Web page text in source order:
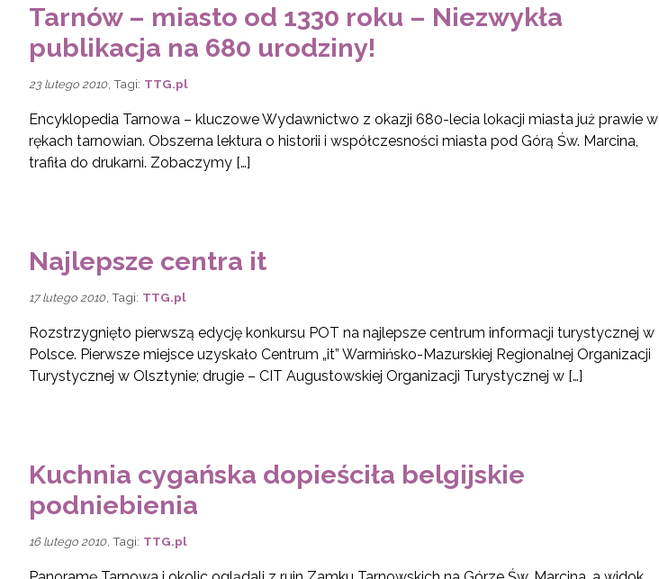
Tarnów – miasto od 1330 roku – Niezwykła
publikacja na 680 urodziny!
23 lutego 2010 , Tagi: TTG.pl
Encyklopedia Tarnowa – kluczowe Wydawnictwo z okazji 680-lecia lokacji miasta już prawie w
rękach tarnowian. Obszerna lektura o historii i współczesności miasta pod Górą Św. Marcina,
trafiła do drukarni. Zobaczymy […]
Najlepsze centra it
17 lutego 2010 , Tagi: TTG.pl
Rozstrzygnięto pierwszą edycję konkursu POT na najlepsze centrum informacji turystycznej w
Polsce. Pierwsze miejsce uzyskało Centrum „it” Warmińsko-Mazurskiej Regionalnej Organizacji
Turystycznej w Olsztynie; drugie – CIT Augustowskiej Organizacji Turystycznej w […]
Kuchnia cygańska dopieściła belgijskie
podniebienia
16 lutego 2010, Tagi: TTG.pl